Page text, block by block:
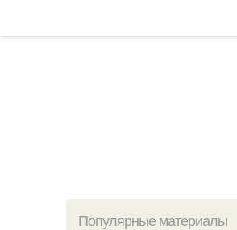
Популярные материалы